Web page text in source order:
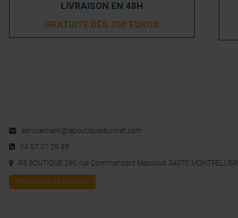
LIVRAISON EN 48H
GRATUITE DÈS 200 EUROS
serviceclient@laboutiqueduvolet.com
04 67 07 29 85
RS BOUTIQUE 290 rue Commandant Massoud 34070 MONTPELLIER
FORMULAIRE DE CONTACT